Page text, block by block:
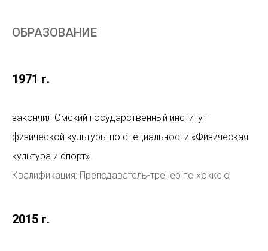
ОБРАЗОВАНИЕ
1971 г.
закончил Омский государственный институт
физической культуры по специальности «Физическая
культура и спорт».
Квалификация: Преподаватель-тренер по хоккею
2015 г.